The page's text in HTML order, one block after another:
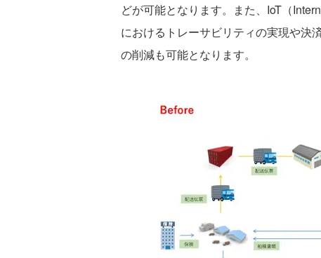
どが可能となります。また、IoT（
におけるトレーサビリティの実現や決
の削減も可能となります。